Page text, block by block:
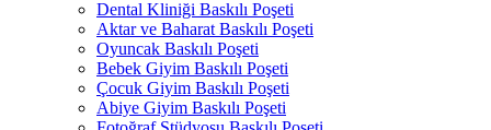
Dental Kliniği Baskılı Poşeti
Aktar ve Baharat Baskılı Poşeti
Oyuncak Baskılı Poşeti
Bebek Giyim Baskılı Poşeti
Çocuk Giyim Baskılı Poşeti
Abiye Giyim Baskılı Poşeti